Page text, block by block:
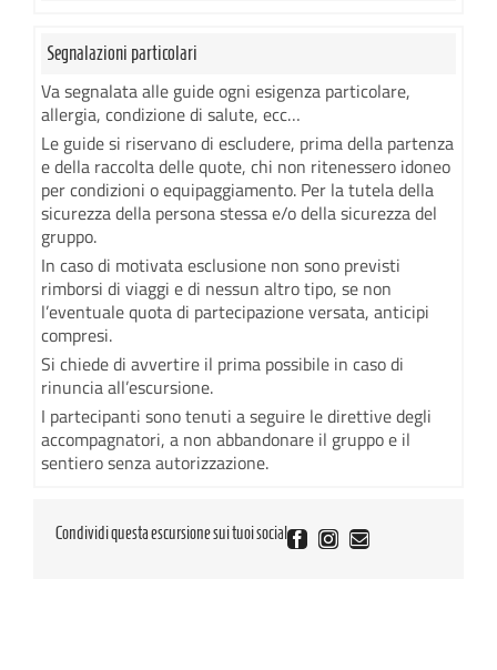
Segnalazioni particolari
Va segnalata alle guide ogni esigenza particolare,
allergia, condizione di salute, ecc…
Le guide si riservano di escludere, prima della partenza
e della raccolta delle quote, chi non ritenessero idoneo
per condizioni o equipaggiamento. Per la tutela della
sicurezza della persona stessa e/o della sicurezza del
gruppo.
In caso di motivata esclusione non sono previsti
rimborsi di viaggi e di nessun altro tipo, se non
l’eventuale quota di partecipazione versata, anticipi
compresi.
Si chiede di avvertire il prima possibile in caso di
rinuncia all’escursione.
I partecipanti sono tenuti a seguire le direttive degli
accompagnatori, a non abbandonare il gruppo e il
sentiero senza autorizzazione.
Condividi questa escursione sui tuoi social Facebook
Instagram
Email